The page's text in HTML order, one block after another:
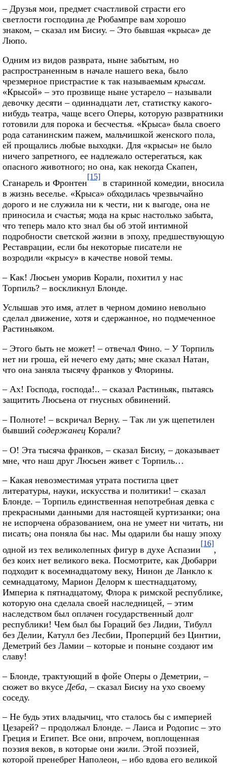
– Друзья мои, предмет счастливой страсти его
светлости господина де Рюбампре вам хорошо
знаком, – сказал им Бисиу. – Это бывшая «крыса» де
Люпо.
Одним из видов разврата, ныне забытым, но
распространенным в начале нашего века, было
чрезмерное пристрастие к так называемым крысам.
«Крысой» – это прозвище ныне устарело – называли
девочку десяти – одиннадцати лет, статистку какого-
нибудь театра, чаще всего Оперы, которую развратники
готовили для порока и бесчестья. «Крыса» была своего
рода сатанинским пажем, мальчишкой женского пола,
ей прощались любые выходки. Для «крысы» не было
ничего запретного, ее надлежало остерегаться, как
опасного животного; но она, как некогда Скапен,
Сганарель и Фронтен
[15]
в старинной комедии, вносила
в жизнь веселье. «Крыса» обходилась чрезвычайно
дорого и не служила ни к чести, ни к выгоде, она не
приносила и счастья; мода на крыс настолько забыта,
что теперь мало кто знал бы об этой интимной
подробности светской жизни в эпоху, предшествующую
Реставрации, если бы некоторые писатели не
возродили «крысу» в качестве новой темы.
– Как! Люсьен уморив Корали, похитил у нас
Торпиль? – воскликнул Блонде.
Услышав это имя, атлет в черном домино невольно
сделал движение, хотя и сдержанное, но подмеченное
Растиньяком.
– Этого быть не может! – отвечал Фино. – У Торпиль
нет ни гроша, ей нечего ему дать; мне сказал Натан,
что она заняла тысячу франков у Флорины.
– Ах! Господа, господа!.. – сказал Растиньяк, пытаясь
защитить Люсьена от гнусных обвинений.
– Полноте! – вскричал Верну. – Так ли уж щепетилен
бывший содержанец Корали?
– О! Эта тысяча франков, – сказал Бисиу, – доказывает
мне, что наш друг Люсьен живет с Торпиль…
– Какая невозместимая утрата постигла цвет
литературы, науки, искусства и политики! – сказал
Блонде. – Торпиль единственная непотребная девка с
прекрасными данными для настоящей куртизанки; она
не испорчена образованием, она не умеет ни читать, ни
писать; она поняла бы нас. Мы одарили бы нашу эпоху
одной из тех великолепных фигур в духе Аспазии
[16]
,
без коих нет великого века. Посмотрите, как Дюбарри
подходит к восемнадцатому веку, Нинон де Ланкло к
семнадцатому, Марион Делорм к шестнадцатому,
Империа к пятнадцатому, Флора к римской республике,
которую она сделала своей наследницей, – этим
наследством был оплачен государственный долг
республики! Чем был бы Гораций без Лидии, Тибулл
без Делии, Катулл без Лесбии, Проперций без Цинтии,
Деметрий без Ламии – которые и поныне создают им
славу!
– Блонде, трактующий в фойе Оперы о Деметрии, –
сюжет во вкусе Деба, – сказал Бисиу на ухо своему
соседу.
– Не будь этих владычиц, что сталось бы с империей
Цезарей? – продолжал Блонде. – Лаиса и Родопис – это
Греция и Египет. Все они, впрочем, воплощенная
поэзия веков, в которые они жили. Этой поэзией,
которой пренебрег Наполеон, – ибо вдова его великой